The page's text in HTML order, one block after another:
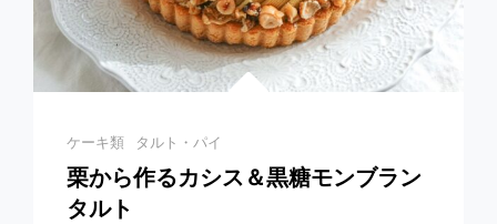
Categories
ケーキ類 タルト・パイ
栗から作るカシス＆黒糖モンブラン
タルト